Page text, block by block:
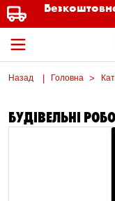
Назад Головна
БУДІВЕЛЬНІ